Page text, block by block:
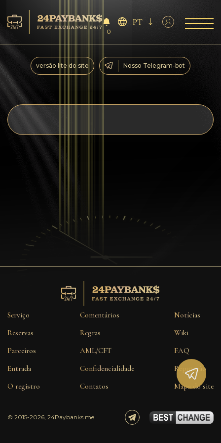
Serviço
Reservas
Parceiros
Comentários
Regras
Confidencialidade
Contatos
Reputação
Mapa do site
0
PT
versão lite do site Nosso Telegram-bot
Serviço
Reservas
Parceiros
Entrada
O registro
Comentários
Regras
AML/CFT
Confidencialidade
Contatos
Notícias
Wiki
FAQ
Reputação
Mapa do site
© 2015-2026, 24Paybanks.me